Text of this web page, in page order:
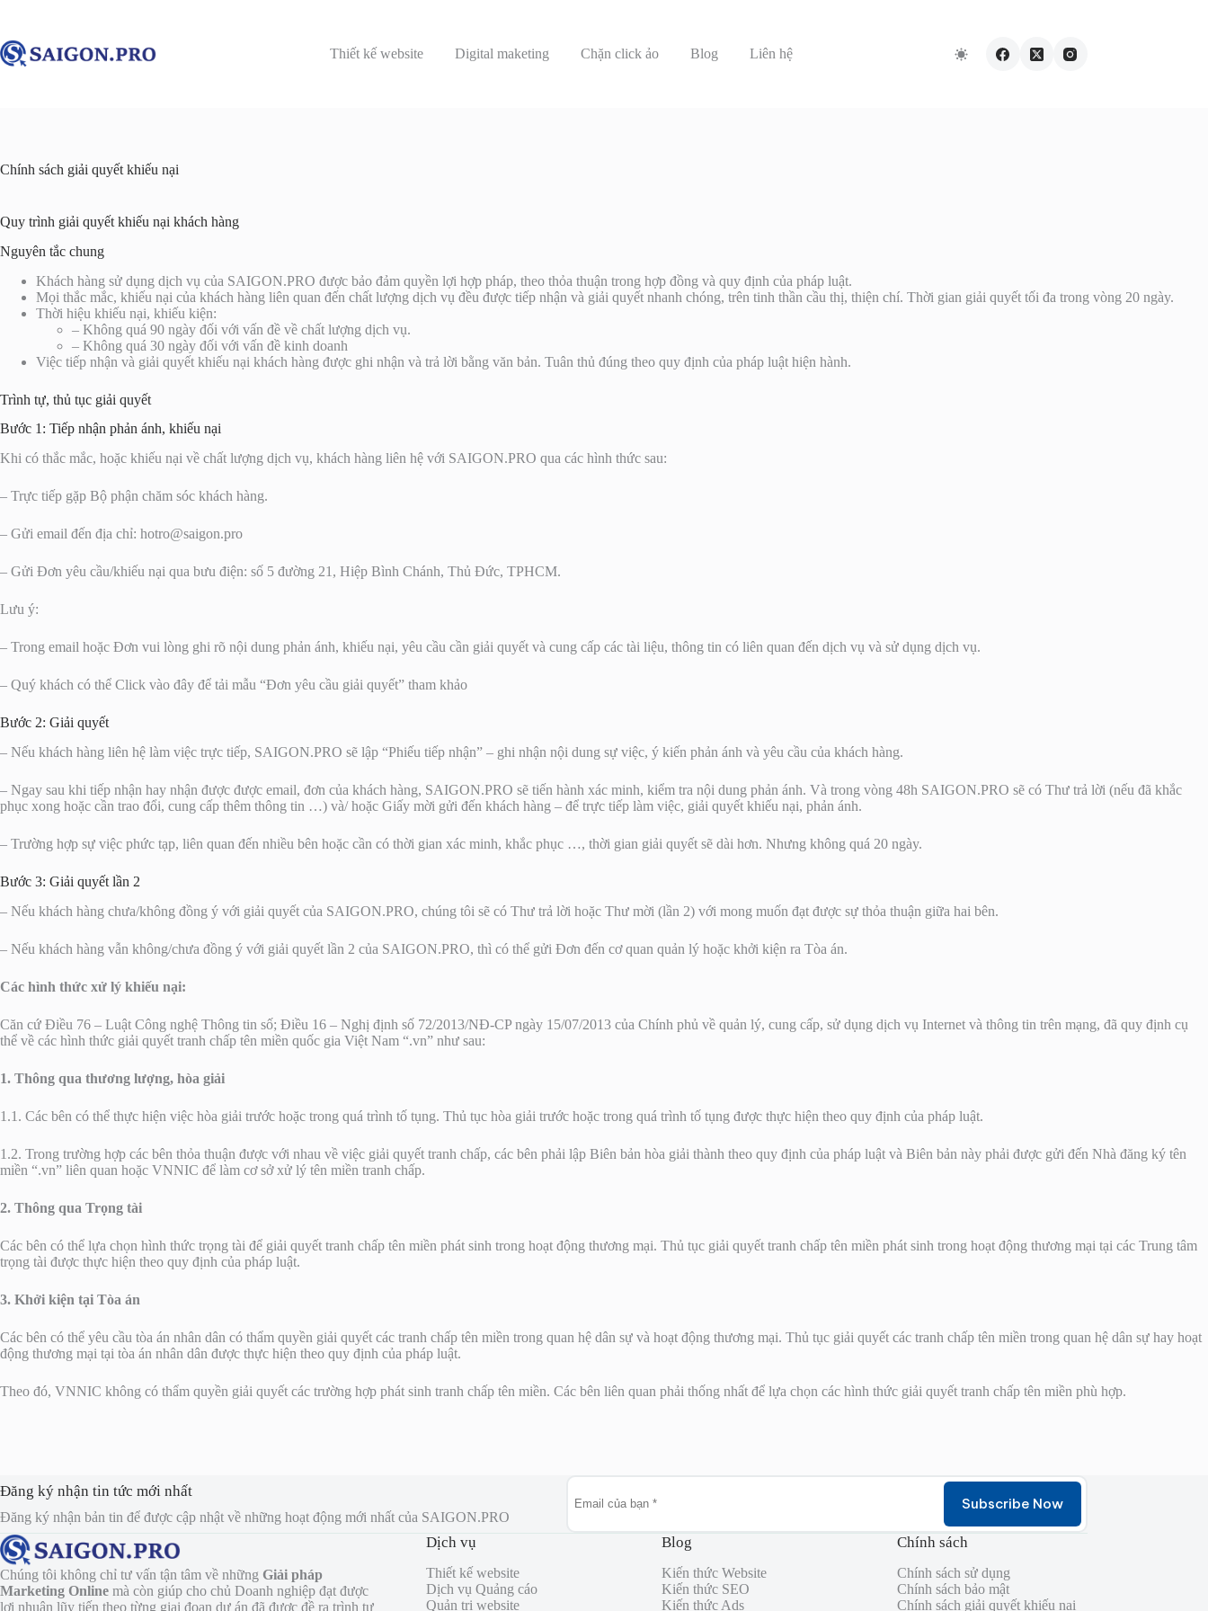
phần
nội
dung
Thiết kế website Digital maketing Chặn click ảo Blog Liên hệ
Chính sách giải quyết khiếu nại
Quy trình giải quyết khiếu nại khách hàng
Nguyên tắc chung
Khách hàng sử dụng dịch vụ của SAIGON.PRO được bảo đảm quyền lợi hợp pháp, theo thỏa thuận trong hợp đồng và quy định của pháp luật.
Mọi thắc mắc, khiếu nại của khách hàng liên quan đến chất lượng dịch vụ đều được tiếp nhận và giải quyết nhanh chóng, trên tinh thần cầu thị, thiện chí. Thời gian giải quyết tối đa trong vòng 20 ngày.
Thời hiệu khiếu nại, khiếu kiện:
– Không quá 90 ngày đối với vấn đề về chất lượng dịch vụ.
– Không quá 30 ngày đối với vấn đề kinh doanh
Việc tiếp nhận và giải quyết khiếu nại khách hàng được ghi nhận và trả lời bằng văn bản. Tuân thủ đúng theo quy định của pháp luật hiện hành.
Trình tự, thủ tục giải quyết
Bước 1: Tiếp nhận phản ánh, khiếu nại
Khi có thắc mắc, hoặc khiếu nại về chất lượng dịch vụ, khách hàng liên hệ với SAIGON.PRO qua các hình thức sau:
– Trực tiếp gặp Bộ phận chăm sóc khách hàng.
– Gửi email đến địa chỉ: hotro@saigon.pro
– Gửi Đơn yêu cầu/khiếu nại qua bưu điện: số 5 đường 21, Hiệp Bình Chánh, Thủ Đức, TPHCM.
Lưu ý:
– Trong email hoặc Đơn vui lòng ghi rõ nội dung phản ánh, khiếu nại, yêu cầu cần giải quyết và cung cấp các tài liệu, thông tin có liên quan đến dịch vụ và sử dụng dịch vụ.
– Quý khách có thể Click vào đây để tải mẫu “Đơn yêu cầu giải quyết” tham khảo
Bước 2: Giải quyết
– Nếu khách hàng liên hệ làm việc trực tiếp, SAIGON.PRO sẽ lập “Phiếu tiếp nhận” – ghi nhận nội dung sự việc, ý kiến phản ánh và yêu cầu của khách hàng.
– Ngay sau khi tiếp nhận hay nhận được được email, đơn của khách hàng, SAIGON.PRO sẽ tiến hành xác minh, kiểm tra nội dung phản ánh. Và trong vòng 48h SAIGON.PRO sẽ có Thư trả lời (nếu đã khắc
phục xong hoặc cần trao đổi, cung cấp thêm thông tin …) và/ hoặc Giấy mời gửi đến khách hàng – để trực tiếp làm việc, giải quyết khiếu nại, phản ánh.
– Trường hợp sự việc phức tạp, liên quan đến nhiều bên hoặc cần có thời gian xác minh, khắc phục …, thời gian giải quyết sẽ dài hơn. Nhưng không quá 20 ngày.
Bước 3: Giải quyết lần 2
– Nếu khách hàng chưa/không đồng ý với giải quyết của SAIGON.PRO, chúng tôi sẽ có Thư trả lời hoặc Thư mời (lần 2) với mong muốn đạt được sự thỏa thuận giữa hai bên.
– Nếu khách hàng vẫn không/chưa đồng ý với giải quyết lần 2 của SAIGON.PRO, thì có thể gửi Đơn đến cơ quan quản lý hoặc khởi kiện ra Tòa án.
Các hình thức xử lý khiếu nại:
Căn cứ Điều 76 – Luật Công nghệ Thông tin số; Điều 16 – Nghị định số 72/2013/NĐ-CP ngày 15/07/2013 của Chính phủ về quản lý, cung cấp, sử dụng dịch vụ Internet và thông tin trên mạng, đã quy định cụ
thể về các hình thức giải quyết tranh chấp tên miền quốc gia Việt Nam “.vn” như sau:
1. Thông qua thương lượng, hòa giải
1.1. Các bên có thể thực hiện việc hòa giải trước hoặc trong quá trình tố tụng. Thủ tục hòa giải trước hoặc trong quá trình tố tụng được thực hiện theo quy định của pháp luật.
1.2. Trong trường hợp các bên thỏa thuận được với nhau về việc giải quyết tranh chấp, các bên phải lập Biên bản hòa giải thành theo quy định của pháp luật và Biên bản này phải được gửi đến Nhà đăng ký tên
miền “.vn” liên quan hoặc VNNIC để làm cơ sở xử lý tên miền tranh chấp.
2. Thông qua Trọng tài
Các bên có thể lựa chọn hình thức trọng tài để giải quyết tranh chấp tên miền phát sinh trong hoạt động thương mại. Thủ tục giải quyết tranh chấp tên miền phát sinh trong hoạt động thương mại tại các Trung tâm
trọng tài được thực hiện theo quy định của pháp luật.
3. Khởi kiện tại Tòa án
Các bên có thể yêu cầu tòa án nhân dân có thẩm quyền giải quyết các tranh chấp tên miền trong quan hệ dân sự và hoạt động thương mại. Thủ tục giải quyết các tranh chấp tên miền trong quan hệ dân sự hay hoạt
động thương mại tại tòa án nhân dân được thực hiện theo quy định của pháp luật.
Theo đó, VNNIC không có thẩm quyền giải quyết các trường hợp phát sinh tranh chấp tên miền. Các bên liên quan phải thống nhất để lựa chọn các hình thức giải quyết tranh chấp tên miền phù hợp.
Đăng ký nhận tin tức mới nhất
Đăng ký nhận bản tin để được cập nhật về những hoạt động mới nhất của SAIGON.PRO
Subscribe Now
Chúng tôi không chỉ tư vấn tận tâm về những Giải pháp
Marketing Online mà còn giúp cho chủ Doanh nghiệp đạt được
lợi nhuận lũy tiến theo từng giai đoạn dự án đã được đề ra trình tự
Dịch vụ
Thiết kế website
Dịch vụ Quảng cáo
Quản trị website
Blog
Kiến thức Website
Kiến thức SEO
Kiến thức Ads
Chính sách
Chính sách sử dụng
Chính sách bảo mật
Chính sách giải quyết khiếu nại